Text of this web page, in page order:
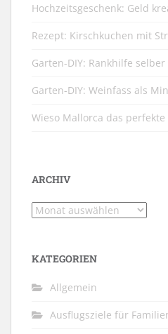
Hochzeitsgeschenk: Geld
Rezept: Kirschkuchen mit
Garten-DIY: Rankhilfe
Garten-DIY: Weinfass als
Wieso Mallorca das
ARCHIV
Archiv
KATEGORIEN
Allgemein
Ausflugsziele für